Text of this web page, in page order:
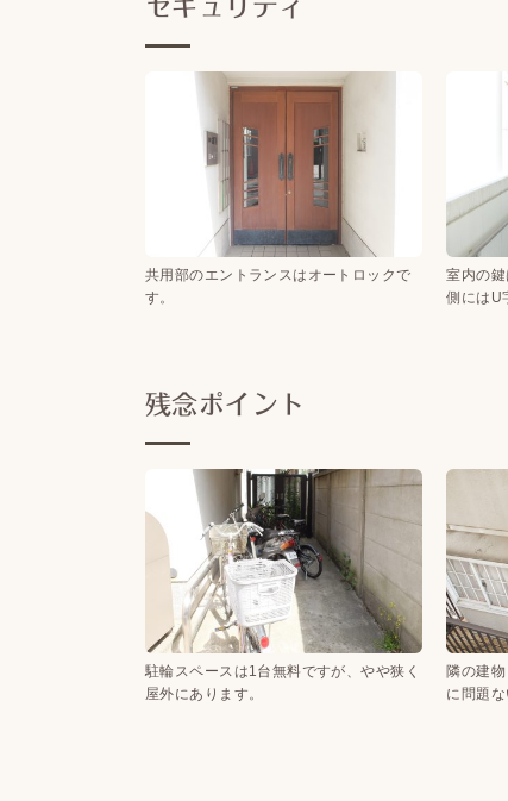
セキュリティ
共用部のエントランスはオートロックで
す。
室内の
側にはU
残念ポイント
駐輪スペースは1台無料ですが、やや狭く
屋外にあります。
隣の建
に問題な